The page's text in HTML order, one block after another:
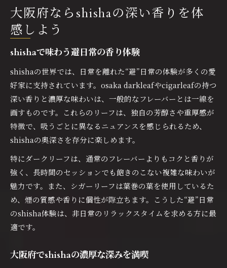
osaka darkleafで広がる奥深い香り
shisha愛好家も驚くdarkleafの特徴
CSB シーシャでも人気の新感覚体験
香りとコクを両立するフレーバー選び
シーシャ愛好家に贈るcigarleafの奥深さ
shishaを彩るcigarleafの魅力とは
cigarleafで味わう大人の深い余韻
心斎橋シーシャで話題のcigarleaf体験
shishaとcigarleafの組み合わせ術
非日常へ誘う上質なshishaの楽しみ方
shishaの楽しみ方で感じる避日常感
本格shishaと相性抜群な飲み物選び
shisha体験が深まる空間づくりの工夫
大阪府ならshishaの深い香りを体
感しよう
shishaで味わう避日常の香り体験
shishaの世界では、日常を離れた“避”日常の体験が多くの愛
好家に支持されています。osaka darkleafやcigarleafの持つ
深い香りと濃厚な味わいは、一般的なフレーバーとは一線を
画すものです。これらのリーフは、独自の芳醇さや重厚感が
特徴で、吸うごとに異なるニュアンスを感じられるため、
shishaの奥深さを存分に楽しめます。
特にダークリーフは、通常のフレーバーよりもコクと香りが
強く、長時間のセッションでも飽きのこない複雑な味わいが
魅力です。また、シガーリーフは葉巻の葉を使用しているた
め、煙の質感や香りに個性が際立ちます。こうした“避”日常
のshisha体験は、非日常のリラックスタイムを求める方に最
適です。
大阪府でshishaの濃厚な深みを満喫